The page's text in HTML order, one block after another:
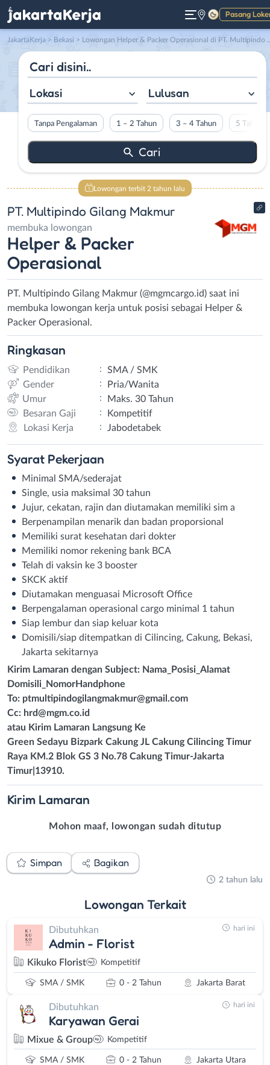
Pasang
Gelap
JakartaKerja > Bekasi > Lowongan Helper & Packer Operasional di PT. Multipindo Gilang Makmur
Lokasi Lulusan
Tanpa Pengalaman 1 – 2 Tahun 3 – 4 Tahun 5 Tahun
Lowongan terbit 2 tahun lalu
PT. Multipindo Gilang Makmur
membuka lowongan
Helper & Packer
Operasional
PT. Multipindo Gilang Makmur (@mgmcargo.id) saat ini
membuka lowongan kerja untuk posisi sebagai Helper &
Packer Operasional.
Ringkasan
Pendidikan :
SMA / SMK
Gender
:
Pria/Wanita
Umur
:
Maks. 30 Tahun
Besaran Gaji
:
Kompetitif
Lokasi Kerja
: Jabodetabek
Syarat Pekerjaan
Minimal SMA/sederajat
Single, usia maksimal 30 tahun
Jujur, cekatan, rajin dan diutamakan memiliki sim a
Berpenampilan menarik dan badan proporsional
Memiliki surat kesehatan dari dokter
Memiliki nomor rekening bank BCA
Telah di vaksin ke 3 booster
SKCK aktif
Diutamakan menguasai Microsoft Office
Berpengalaman operasional cargo minimal 1 tahun
Siap lembur dan siap keluar kota
Domisili/siap ditempatkan di Cilincing, Cakung, Bekasi,
Jakarta sekitarnya
Kirim Lamaran dengan Subject: Nama_Posisi_Alamat
Domisili_NomorHandphone
To: ptmultipindogilangmakmur@gmail.com
Cc: hrd@mgm.co.id
atau Kirim Lamaran Langsung Ke
Green Sedayu Bizpark Cakung JL Cakung Cilincing Timur
Raya KM.2 Blok GS 3 No.78 Cakung Timur-Jakarta
Timur|13910.
Kirim Lamaran
Mohon maaf, lowongan sudah ditutup
Simpan Bagikan
2 tahun lalu
Lowongan Terkait
Dibutuhkan
Admin - Florist
Kikuko Florist Kompetitif
SMA / SMK 0 - 2 Tahun Jakarta Barat
hari ini
Dibutuhkan
Karyawan Gerai
Mixue & Group Kompetitif
SMA / SMK 0 - 2 Tahun Jakarta Utara
hari ini